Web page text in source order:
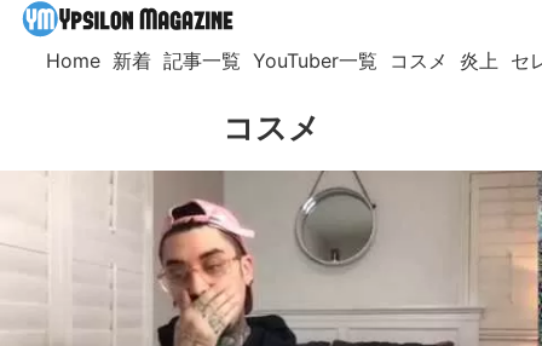
Home 新着 記事一覧 YouTuber一覧 コスメ 炎上 セ
コスメ